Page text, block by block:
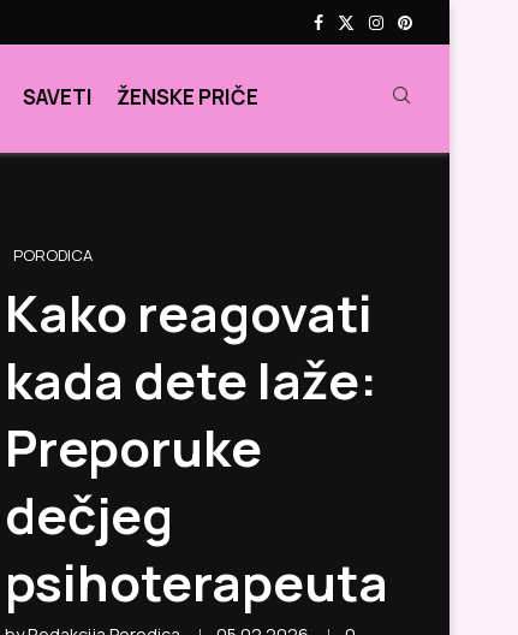
SAVETI ŽENSKE PRIČE
PORODICA
Kako reagovati
kada dete laže:
Preporuke
dečjeg
psihoterapeuta